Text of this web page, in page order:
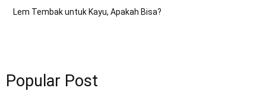
Lem Tembak untuk Kayu, Apakah Bisa?
Popular Post